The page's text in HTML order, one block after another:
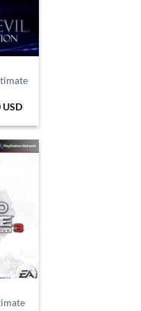
COP.
USDEl
actual
20.118 COP.